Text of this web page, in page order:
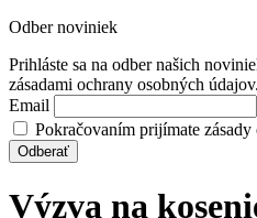
Odber noviniek
Prihláste sa na odber našich
zásadami ochrany osobných údajov.
Email
Pokračovaním prijímate
Výzva na